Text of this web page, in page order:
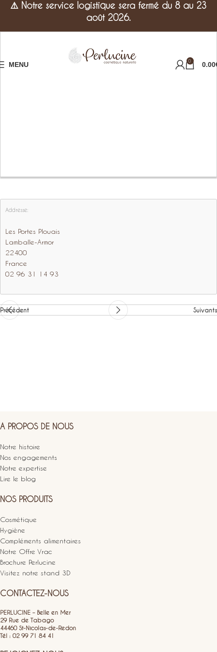
MENU 0 0.00
Addresse:
Les Portes Plouais
Lamballe-Armor
22400
France
02 96 31 14 93
Précédent Suivants
A PROPOS DE NOUS
Notre histoire
Nos engagements
Notre expertise
Lire le blog
NOS PRODUITS
Cosmétique
Hygiène
Compléments alimentaires
Notre Offre Vrac
Brochure Perlucine
Visitez notre stand 3D
CONTACTEZ-NOUS
PERLUCINE – Belle en Mer
29 Rue de Tabago
44460 St-Nicolas-de-Redon
Tél : 02 99 71 84 41
⚠️ Notre service logistique sera fermé du 8 au 23
août 2026.